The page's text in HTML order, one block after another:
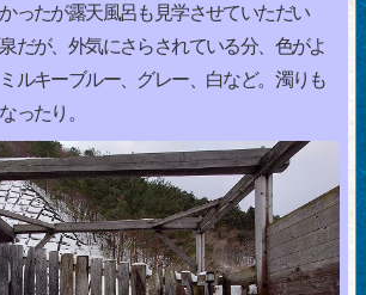
ったが露天風呂も見学させていただい
だが、外気にさらされている分、色がよ
ルキーブルー、グレー、白など。濁りも
ったり。